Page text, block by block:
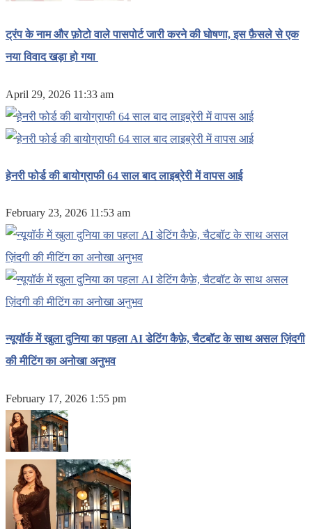
ट्रंप के नाम और फ़ोटो वाले पासपोर्ट जारी करने की घोषणा, इस फ़ैसले से एक
नया विवाद खड़ा हो गया
April 29, 2026 11:33 am
हेनरी फोर्ड की बायोग्राफी 64 साल बाद लाइब्रेरी में वापस आई
February 23, 2026 11:53 am
न्यूयॉर्क में खुला दुनिया का पहला AI डेटिंग कैफ़े, चैटबॉट के साथ असल ज़िंदगी
की मीटिंग का अनोखा अनुभव
February 17, 2026 1:55 pm